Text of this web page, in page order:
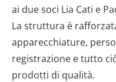
ai due soci Lia Cati e
La struttura è
apparecchiature,
registrazione e tutto
prodotti di qualità.